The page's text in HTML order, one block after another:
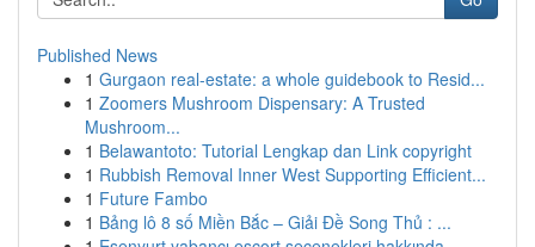
Published News
1 Gurgaon real-estate: a whole guidebook to Resid...
1 Zoomers Mushroom Dispensary: A Trusted
Mushroom...
1 Belawantoto: Tutorial Lengkap dan Link copyright
1 Rubbish Removal Inner West Supporting Efficient...
1 Future Fambo
1 Bảng lô 8 số Miền Bắc – Giải Đề Song Thủ : ...